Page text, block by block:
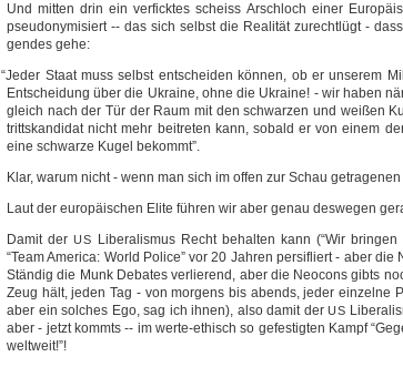
Und mit­ten drin ein ver­fick­tes scheiss Arsch­loch einer
pseud­ony­mi­siert -- das sich selbst die Rea­li­tät zurecht­lügt -
gen­des gehe:
“Jeder Staat muss selbst ent­schei­den kön­nen, ob er unse­rem
Ent­schei­dung über die Ukrai­ne, ohne die Ukrai­ne! - wir haben
gleich nach der Tür der Raum mit den schwar­zen und wei­ßen
tritts­kan­di­dat nicht mehr bei­tre­ten kann, sobald er von einem
eine schwar­ze Kugel bekommt”.
Klar, war­um nicht - wenn man sich im offen zur Schau
Laut der euro­päi­schen Eli­te füh­ren wir aber genau des­we­gen
Damit derUS
Libe­ra­lis­mus Recht behal­ten kann (“Wir
“Team Ame­ri­ca: World Poli­ce” vor 20 Jah­ren per­si­fliert - aber die
Stän­dig die Munk Deba­tes ver­lie­rend, aber die Neo­cons gibts
Zeug hält, jeden Tag - von mor­gens bis abends, jeder ein­zel­ne
aber ein sol­ches Ego, sag ich ihnen), also damit derUS
aber - jetzt kommts -- im werte-ethisch so gefes­tig­ten Kampf
weltweit!”!